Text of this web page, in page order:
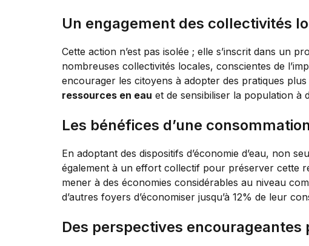
Un engagement des collectivités
Cette action n’est pas isolée ; elle s’inscrit dans un
nombreuses collectivités locales, conscientes de
encourager les citoyens à adopter des pratiques
ressources en eau et de sensibiliser la population à
Les bénéfices d’une
En adoptant des dispositifs d’économie d’eau, non
également à un effort collectif pour préserver cette
mener à des économies considérables au niveau
d’autres foyers d’économiser jusqu’à 12% de leur
Des perspectives encourageantes